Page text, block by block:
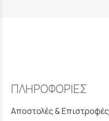
ΠΛΗΡΟΦΟΡΙΕΣ
Αποστολές & Επιστροφές